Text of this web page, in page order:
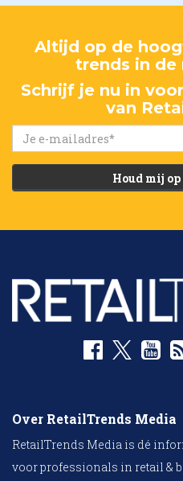
Altijd op de
trends in de
Schrijf je nu in
van
Houd mij op
Over RetailTrends Media
RetailTrends Media is dé
voor professionals in retail &